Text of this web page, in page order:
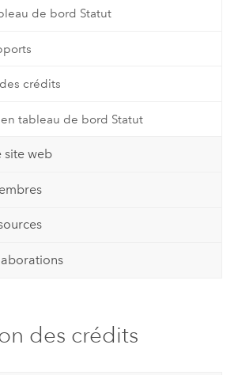
de bord Statut
crédits
tableau de bord Statut
site web
des crédits